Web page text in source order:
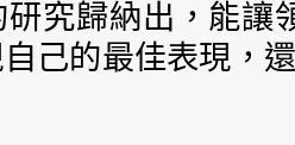
究歸納出，能讓
己的最佳表現，